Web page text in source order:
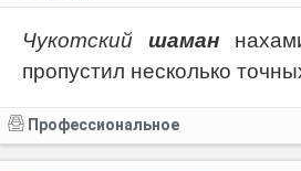
Чукотский шаман
пропустил несколько
Профессиональное